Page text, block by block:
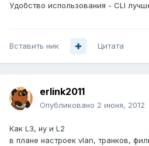
Удобство использования - CLI
Вставить ник Цитата
erlink2011
Опубликовано 2 июня, 2012
Как L3, ну и L2
в плане настроек vlan, транков,